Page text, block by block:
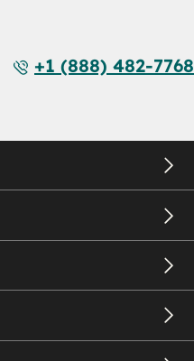
+1 (888) 482-7768